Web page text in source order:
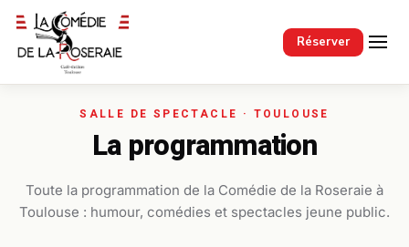
Réserver
Passer au contenu principal
La programmation
Toute la programmation de la Comédie de la Roseraie à
Toulouse : humour, comédies et spectacles jeune public.